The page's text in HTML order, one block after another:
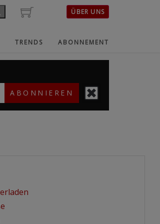
ÜBER UNS
TRENDS ABONNEMENT
ABONNIEREN